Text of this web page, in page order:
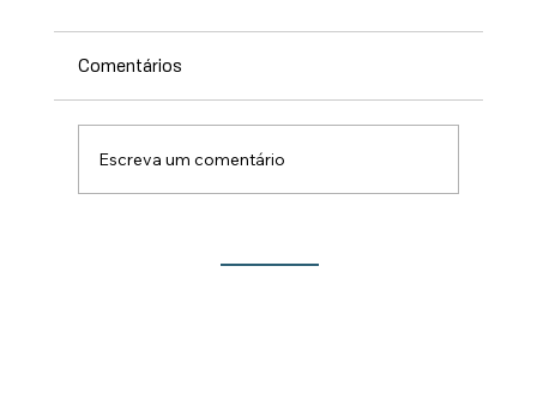
Festa do Rocio traz novidades para este
Comentários
Escreva um comentário